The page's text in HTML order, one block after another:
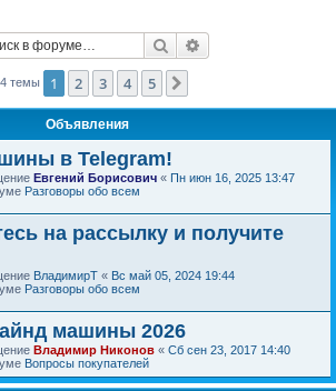
Поиск
темы 1 2 3 4 5
Объявления
в Telegram!
Евгений Борисович « Пн июн 16, 2025 13:47
Разговоры обо всем
на рассылку и получите
ВладимирТ « Вс май 05, 2024 19:44
Разговоры обо всем
машины 2026
Владимир Никонов « Сб сен 23, 2017 14:40
Вопросы покупателей